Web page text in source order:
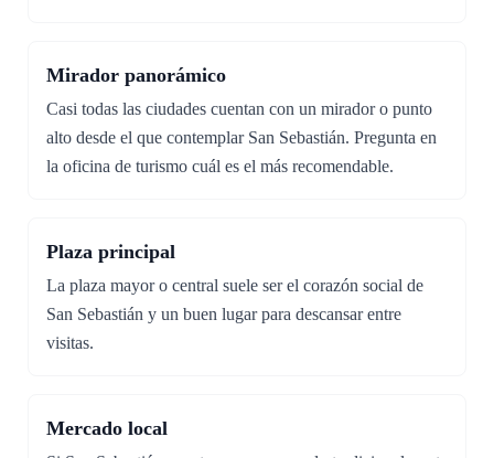
Mirador panorámico
Casi todas las ciudades cuentan con un mirador o punto
alto desde el que contemplar San Sebastián. Pregunta en
la oficina de turismo cuál es el más recomendable.
Plaza principal
La plaza mayor o central suele ser el corazón social de
San Sebastián y un buen lugar para descansar entre
visitas.
Mercado local